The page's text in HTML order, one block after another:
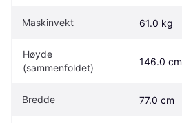
Maskinvekt 61.0 kg
Høyde
(sammenfoldet)
146.0 cm
Bredde 77.0 cm